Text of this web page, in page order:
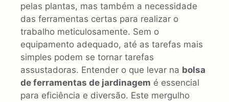
pelas plantas, mas também a necessidade
das ferramentas certas para realizar o
trabalho meticulosamente. Sem o
equipamento adequado, até as tarefas mais
simples podem se tornar tarefas
assustadoras. Entender o que levar na bolsa
de ferramentas de jardinagem é essencial
para eficiência e diversão. Este mergulho